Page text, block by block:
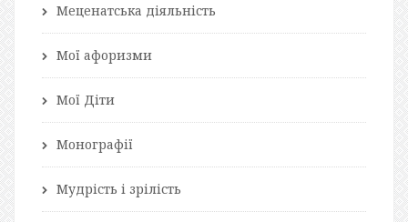
Меценатська діяльність
Мої афоризми
Мої Діти
Монографії
Мудрість і зрілість